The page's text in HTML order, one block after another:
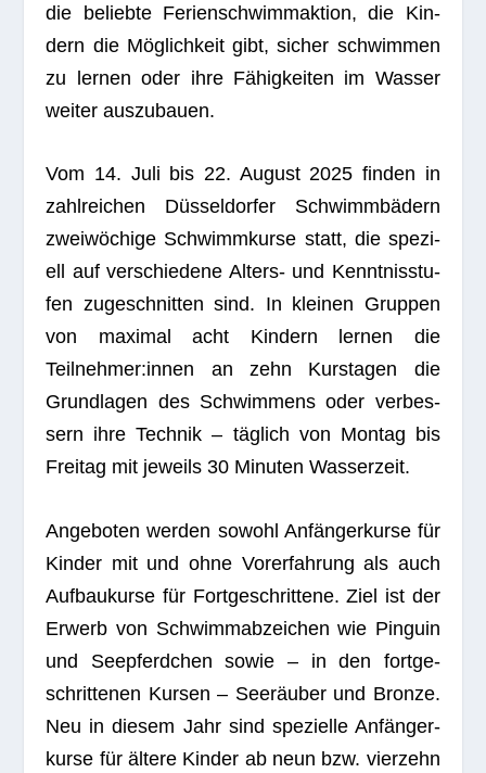
die beliebte Feri­en­schwimm­ak­tion, die Kin­
dern die Mög­lich­keit gibt, sicher schwim­men
zu ler­nen oder ihre Fähig­kei­ten im Was­ser
wei­ter auszubauen.
Vom 14. Juli bis 22. August 2025 fin­den in
zahl­rei­chen Düs­sel­dor­fer Schwimm­bä­dern
zwei­wö­chige Schwimm­kurse statt, die spe­zi­
ell auf ver­schie­dene Alters- und Kennt­nis­stu­
fen zuge­schnit­ten sind. In klei­nen Grup­pen
von maxi­mal acht Kin­dern ler­nen die
Teilnehmer:innen an zehn Kurs­ta­gen die
Grund­la­gen des Schwim­mens oder ver­bes­
sern ihre Tech­nik – täg­lich von Mon­tag bis
Frei­tag mit jeweils 30 Minu­ten Wasserzeit.
Ange­bo­ten wer­den sowohl Anfän­ger­kurse für
Kin­der mit und ohne Vor­er­fah­rung als auch
Auf­bau­kurse für Fort­ge­schrit­tene. Ziel ist der
Erwerb von Schwimm­ab­zei­chen wie Pin­guin
und See­pferd­chen sowie – in den fort­ge­
schrit­te­nen Kur­sen – See­räu­ber und Bronze.
Neu in die­sem Jahr sind spe­zi­elle Anfän­ger­
kurse für ältere Kin­der ab neun bzw. vier­zehn